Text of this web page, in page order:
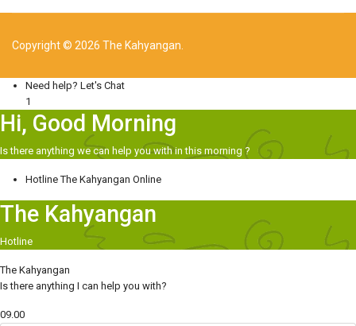
Copyright © 2026 The Kahyangan.
Need help? Let's Chat
1
Hi, Good Morning
Is there anything we can help you with in this morning ?
Hotline The Kahyangan Online
The Kahyangan
Hotline
The Kahyangan
Is there anything I can help you with?
09.00